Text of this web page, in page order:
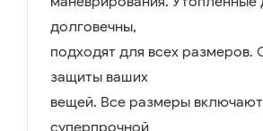
долговечны,
подходят для всех
защиты ваших
вещей. Все размеры